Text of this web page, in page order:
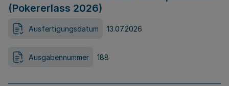
(Pokererlass 2026)
Ausfertigungsdatum 13.07.2026
Ausgabennummer 188